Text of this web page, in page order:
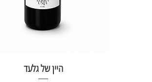
היין של גלעד